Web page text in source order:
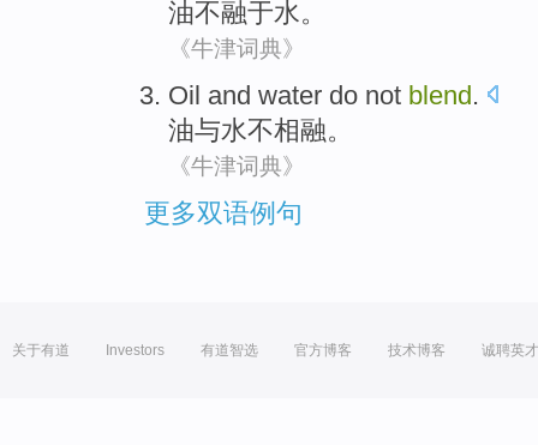
油不融于水。
《牛津词典》
Oil and water do not blend.
油与水不相融。
《牛津词典》
更多双语例句
关于有道 Investors 有道智选 官方博客 技术博客 诚聘英才